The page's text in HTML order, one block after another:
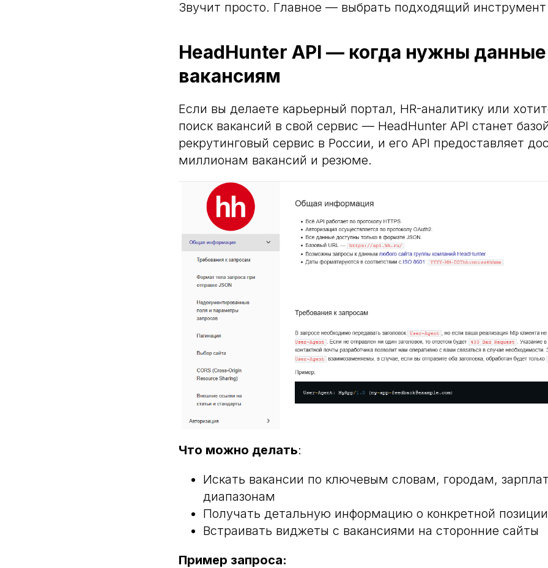
Звучит просто. Главное — выбрать подходящий
HeadHunter API — когда нужны
вакансиям
Если вы делаете карьерный портал, HR-аналитику или
поиск вакансий в свой сервис — HeadHunter API станет
рекрутинговый сервис в России, и его API предоставляет
миллионам вакансий и резюме.
Что можно делать:
Искать вакансии по ключевым словам, городам,
диапазонам
Получать детальную информацию о конкретной позиции
Встраивать виджеты с вакансиями на сторонние сайты
Пример запроса: